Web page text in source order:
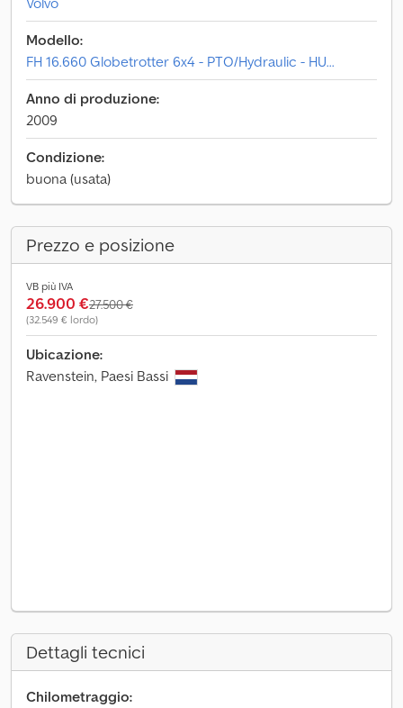
Modello:
FH 16.660 Globetrotter 6x4 - PTO/Hydraulic - HU...
Anno di produzione:
2009
Condizione:
buona (usata)
Prezzo e posizione
VB più IVA
26.900 €27.500 €
(32.549 € lordo)
Ubicazione:
Ravenstein, Paesi Bassi
Dettagli tecnici
Chilometraggio: